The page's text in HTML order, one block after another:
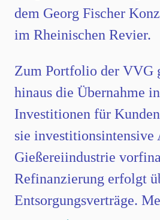
dem Georg Fischer
im Rheinischen Revier.
Zum Portfolio der VVG
hinaus die Übernahme
Investitionen für
sie investitionsintensive
Gießereiindustrie
Refinanzierung erfolgt
Entsorgungsverträge.